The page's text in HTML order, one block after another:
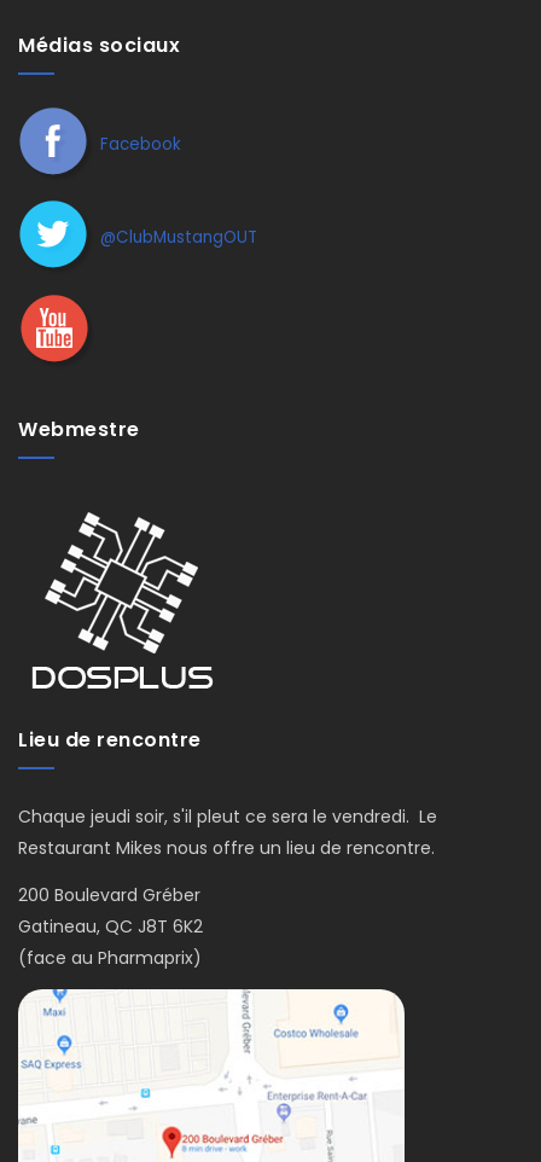
Médias sociaux
Facebook
@ClubMustangOUT
Webmestre
Lieu de rencontre
Chaque jeudi soir, s'il pleut ce sera le vendredi. Le
Restaurant Mikes nous offre un lieu de rencontre.
200 Boulevard Gréber
Gatineau, QC J8T 6K2
(face au Pharmaprix)